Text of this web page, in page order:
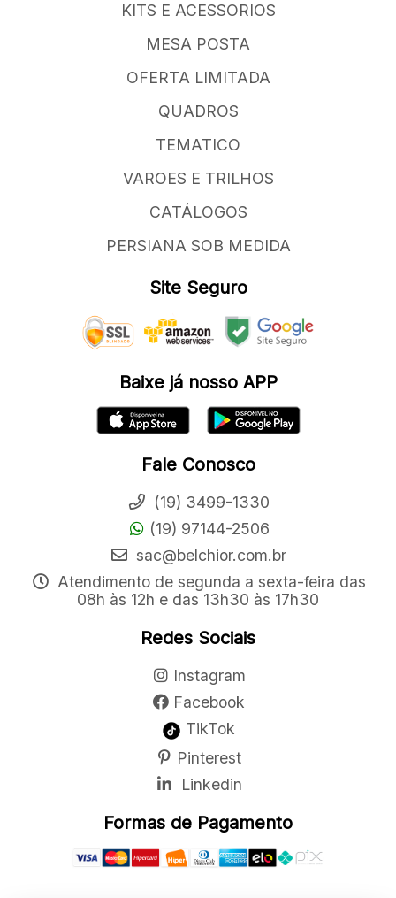
KITS E ACESSORIOS
MESA POSTA
OFERTA LIMITADA
QUADROS
TEMATICO
VAROES E TRILHOS
CATÁLOGOS
PERSIANA SOB MEDIDA
Site Seguro
Baixe já nosso APP
Fale Conosco
(19) 3499-1330
(19) 97144-2506
sac@belchior.com.br
Atendimento de segunda a sexta-feira das
08h às 12h e das 13h30 às 17h30
Redes Sociais
Instagram
Facebook
TikTok
Pinterest
Linkedin
Formas de Pagamento